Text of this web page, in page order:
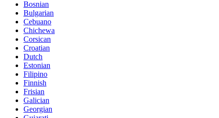
Bosnian
Bulgarian
Cebuano
Chichewa
Corsican
Croatian
Dutch
Estonian
Filipino
Finnish
Frisian
Galician
Georgian